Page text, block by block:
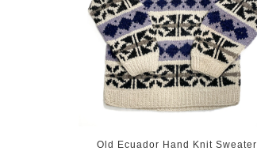
Old Ecuador Hand Knit Sweater